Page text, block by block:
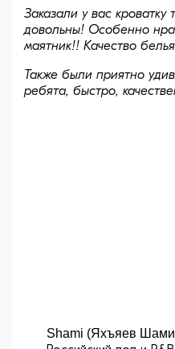
Заказали у вас
довольны! Особенно
маятник!! Качество
Также были приятно
ребята, быстро,
Shami (Яхъяев